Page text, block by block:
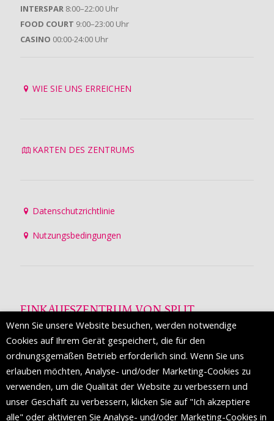
INTERSPAR 8:00–22:00 Uhr
FOOD COURT 9:00–23:00 Uhr
CASINO 00:00-24:00 Uhr
WIE SIE UNS ERREICHEN
KARTEN DES ZENTRUMS
Datenschutzrichtlinie
Nutzungsbedingungen
EINKAUFSZENTRUM VON SPLIT
Die Mall of Split
ist ein prestigeträchtiges Einkaufsziel mit
etwa 200 Einzelhandelsmarken und einer Reihe von
Weltmodemarken, die zum ersten Mal in Split erscheinen.
FOLGEN SIE UNS
Wenn Sie unsere Website besuchen, werden notwendige
Cookies auf Ihrem Gerät gespeichert, die für den
ordnungsgemäßen Betrieb erforderlich sind. Wenn Sie uns
erlauben möchten, Analyse- und/oder Marketing-Cookies zu
verwenden, um die Qualität der Website zu verbessern und
unser Geschäft zu verbessern, klicken Sie auf "Ich akzeptiere
alle" oder aktivieren Sie Analyse- und/oder Marketing-Cookies in